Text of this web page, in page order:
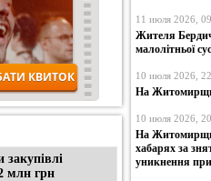
млн грн
11 июля 2026,
Жителя
малолітньої
10 июля 2026,
На
10 июля 2026,
На
хабарях за
уникнення